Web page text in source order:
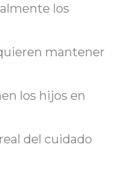
los
mantener
los hijos en
del cuidado